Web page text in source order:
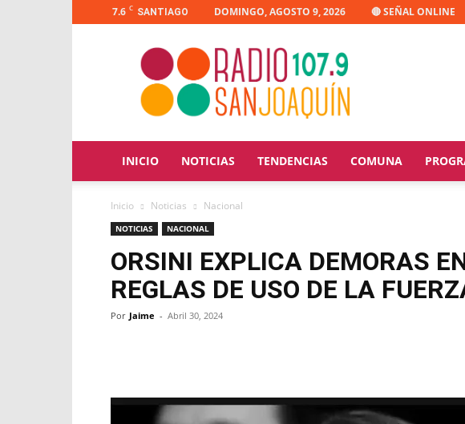
7.6 C SANTIAGO DOMINGO, AGOSTO 9, 2026 🔴 SEÑAL ONLINE
Radio
Joaquín
INICIO NOTICIAS TENDENCIAS COMUNA
Inicio Noticias Nacional
NOTICIAS NACIONAL
ORSINI EXPLICA DEMORAS
REGLAS DE USO DE LA
Por Jaime - Abril 30, 2024